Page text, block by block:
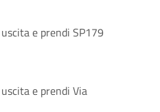
e prendi SP179
e prendi Via